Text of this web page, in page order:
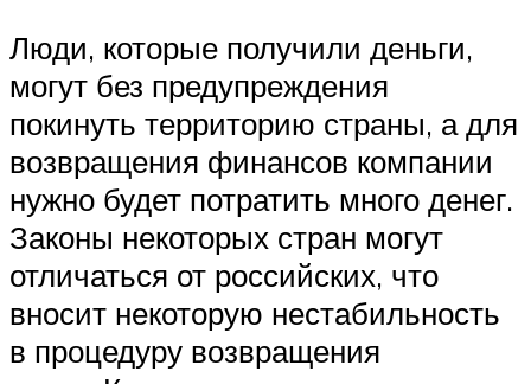
Люди, которые получили деньги,
могут без предупреждения
покинуть территорию страны, а для
возвращения финансов компании
нужно будет потратить много денег.
Законы некоторых стран могут
отличаться от российских, что
вносит некоторую нестабильность
в процедуру возвращения